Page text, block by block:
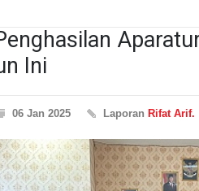
Ini
06 Jan 2025 Laporan Rifat Arif.